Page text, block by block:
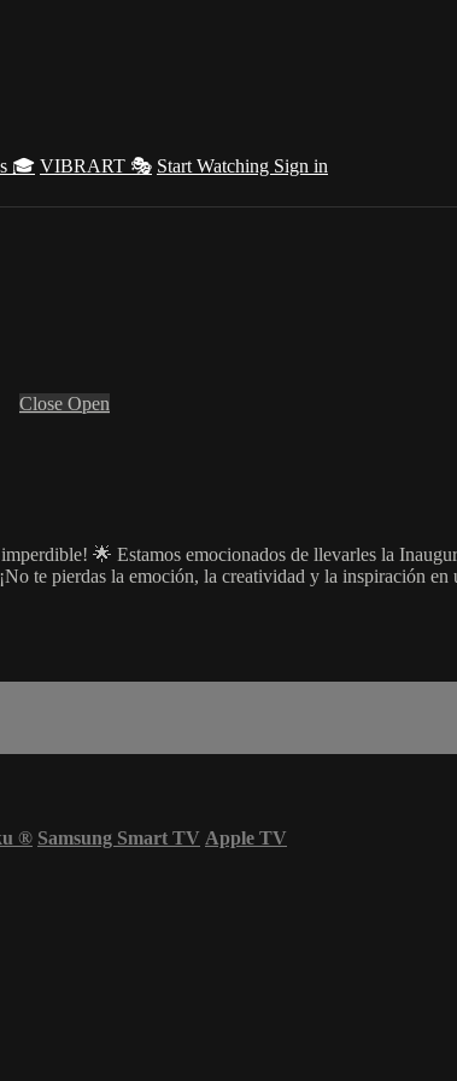
🎓 VIBRART 🎭 Start Watching Sign in
Close Open
🌟 Estamos emocionados de llevarles la
te pierdas la emoción, la creatividad y la inspiración
® Samsung Smart TV Apple TV